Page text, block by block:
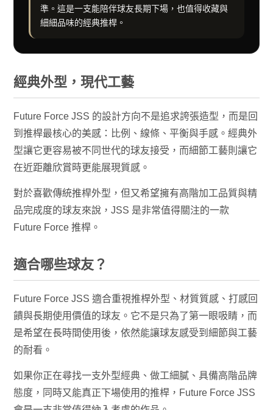
準。這是一支能陪伴球友長期下場，也值得收藏與
細細品味的經典推桿。
經典外型，現代工藝
Future Force JSS 的設計方向不是追求誇張造型，而是回
到推桿最核心的美感：比例、線條、平衡與手感。經典外
型讓它更容易被不同世代的球友接受，而細節工藝則讓它
在近距離欣賞時更能展現質感。
對於喜歡傳統推桿外型，但又希望擁有高階加工品質與精
品完成度的球友來說，JSS 是非常值得關注的一款
Future Force 推桿。
適合哪些球友？
Future Force JSS 適合重視推桿外型、材質質感、打感回
饋與長期使用價值的球友。它不是只為了第一眼吸睛，而
是希望在長時間使用後，依然能讓球友感受到細節與工藝
的耐看。
如果你正在尋找一支外型經典、做工細膩、具備高階品牌
態度，同時又能真正下場使用的推桿，Future Force JSS